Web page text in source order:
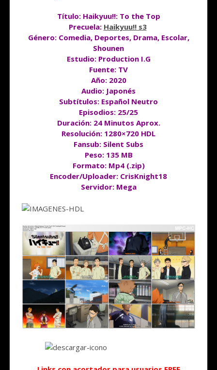
Título: Haikyuu!!: To the Top
Precuela: Haikyuu!! s3
Género: Comedia, Deportes, Drama, Escolar,
Shounen
Estudio: Production I.G
Fuente: TV
Año: 2020
Audio: Japonés
Subtítulos: Español Neutro
Episodios: 25/25
Duración: 24 Minutos Aprox.
Resolución: 1280×720 HDL
Fansub: Silent Subs
Peso: 135 MB
Formato: Mp4 (.zip)
Encoder/Uploader: CrisKnight18
Servidor: Mega